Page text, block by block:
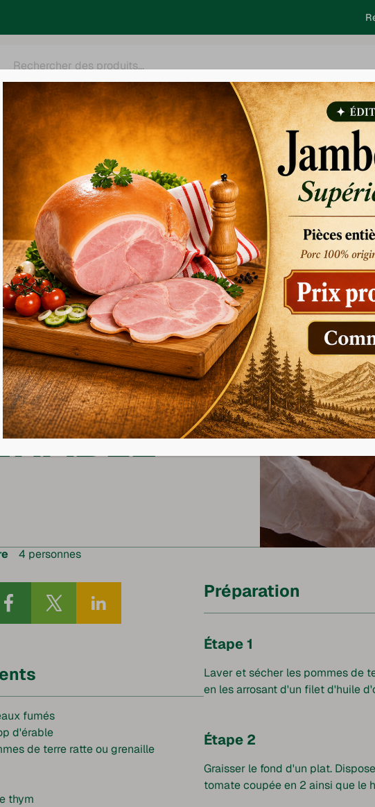
Tous nos produitsCharcuterieSalaisonSaucisses - Choucroute
>JAMBONNEAU LAQUE AU SIROP
AU
4 personnes
fumés
d'érable
de terre ratte ou grenaille
thym
Préparation
Étape 1
Laver et sécher les pommes de
en les arrosant d'un filet d'huile
Étape 2
Graisser le fond d'un plat.
tomate coupée en 2 ainsi que le